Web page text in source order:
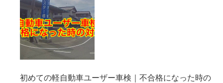
初めての軽自動車ユーザー車検｜不合格になった時の